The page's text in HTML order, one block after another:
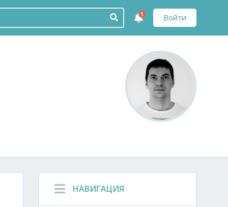
Войти
1
НАВИГАЦИЯ